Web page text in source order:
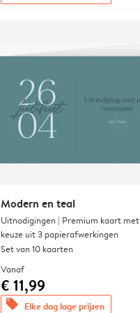
Modern en teal
Uitnodigingen | Premium kaart met
keuze uit 3 papierafwerkingen
Set van 10 kaarten
Vanaf
€ 11,99
offers Elke dag lage prijzen